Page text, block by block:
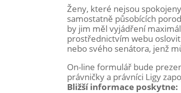
Ženy, které nejsou
samostatně působících
by jim měl vyjádření
prostřednictvím webu
nebo svého senátora, jenž
On-line formulář bude
právničky a právníci Ligy
Bližší informace poskytne: